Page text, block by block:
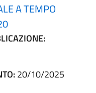
A TEMPO
20/10/2025